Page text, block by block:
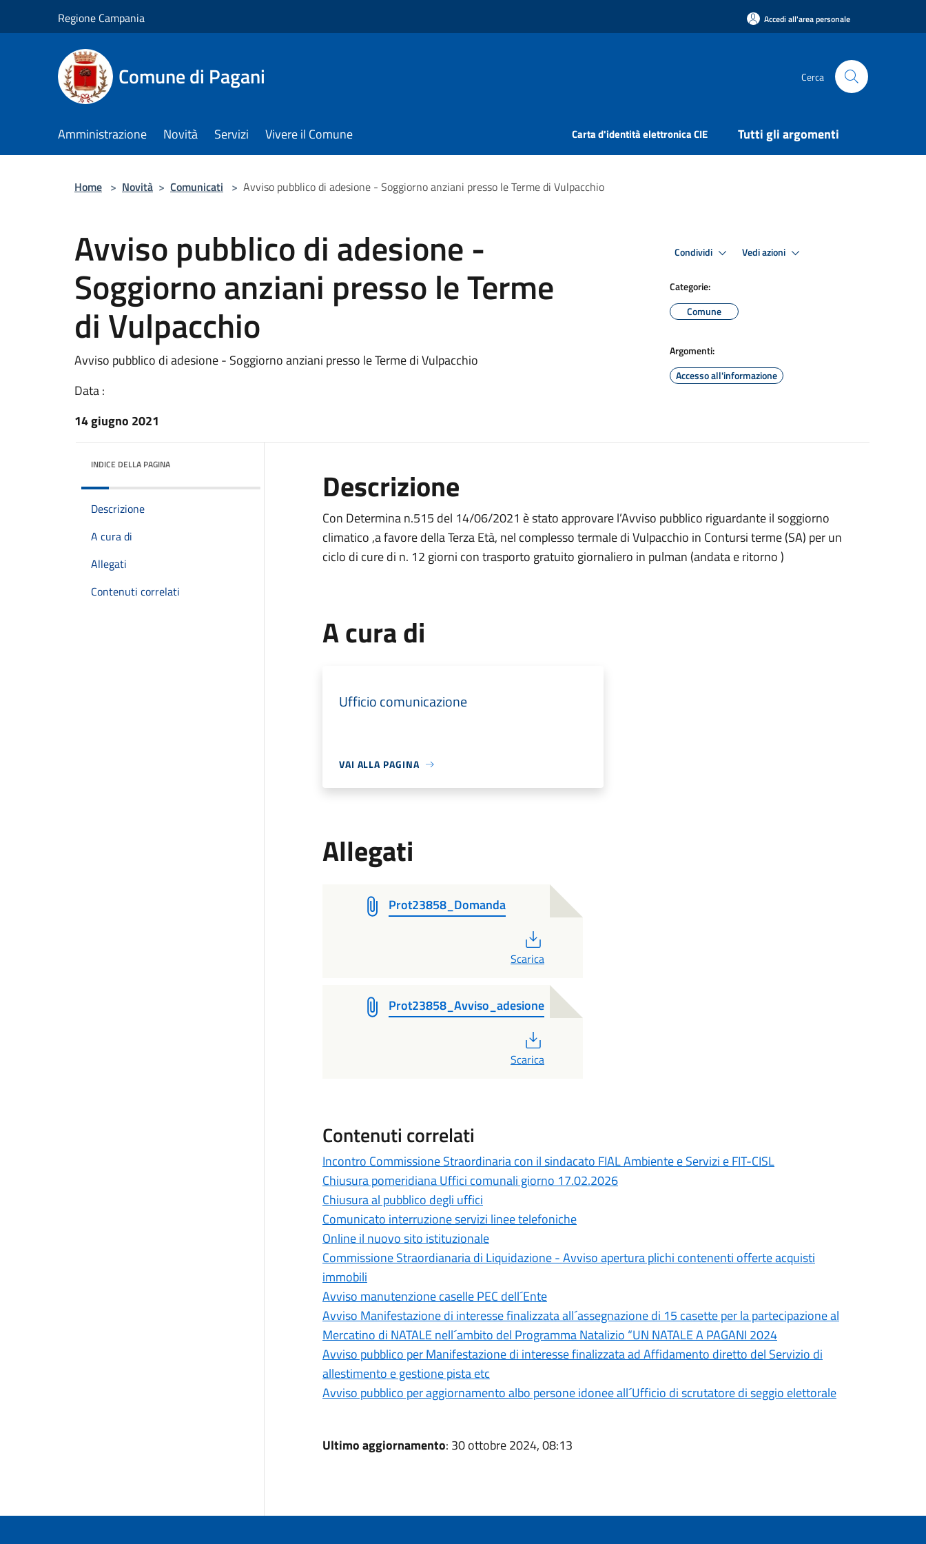
Regione Campania Accedi all'area personale
Comune di Pagani Cerca
Amministrazione Novità Servizi Vivere il Comune Carta d'identità elettronica CIE Tutti gli argomenti
Home > Novità > Comunicati > Avviso pubblico di adesione - Soggiorno anziani presso le Terme di Vulpacchio
Avviso pubblico di adesione -
Soggiorno anziani presso le Terme
di Vulpacchio
Avviso pubblico di adesione - Soggiorno anziani presso le Terme di Vulpacchio
Data :
14 giugno 2021
Condividi Vedi azioni
Categorie:
Comune
Argomenti:
Accesso all'informazione
INDICE DELLA PAGINA
Descrizione
A cura di
Allegati
Contenuti correlati
Descrizione
Con Determina n.515 del 14/06/2021 è stato approvare l’Avviso pubblico riguardante il soggiorno
climatico ,a favore della Terza Età, nel complesso termale di Vulpacchio in Contursi terme (SA) per un
ciclo di cure di n. 12 giorni con trasporto gratuito giornaliero in pulman (andata e ritorno )
A cura di
Ufficio comunicazione
VAI ALLA PAGINA
Allegati
Prot23858_Domanda
Scarica
Prot23858_Avviso_adesione
Scarica
Contenuti correlati
Incontro Commissione Straordinaria con il sindacato FIAL Ambiente e Servizi e FIT-CISL
Chiusura pomeridiana Uffici comunali giorno 17.02.2026
Chiusura al pubblico degli uffici
Comunicato interruzione servizi linee telefoniche
Online il nuovo sito istituzionale
Commissione Straordianaria di Liquidazione - Avviso apertura plichi contenenti offerte acquisti
immobili
Avviso manutenzione caselle PEC dell´Ente
Avviso Manifestazione di interesse finalizzata all´assegnazione di 15 casette per la partecipazione al
Mercatino di NATALE nell´ambito del Programma Natalizio “UN NATALE A PAGANI 2024
Avviso pubblico per Manifestazione di interesse finalizzata ad Affidamento diretto del Servizio di
allestimento e gestione pista etc
Avviso pubblico per aggiornamento albo persone idonee all´Ufficio di scrutatore di seggio elettorale
Ultimo aggiornamento: 30 ottobre 2024, 08:13